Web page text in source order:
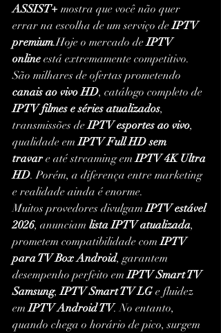
ASSIST+ mostra que você não quer
errar na escolha de um serviço de IPTV
premium.Hoje o mercado de IPTV
online está extremamente competitivo.
São milhares de ofertas prometendo
canais ao vivo HD, catálogo completo de
IPTV filmes e séries atualizados,
transmissões de IPTV esportes ao vivo,
qualidade em IPTV Full HD sem
travar e até streaming em IPTV 4K Ultra
HD. Porém, a diferença entre marketing
e realidade ainda é enorme.
Muitos provedores divulgam IPTV estável
2026, anunciam lista IPTV atualizada,
prometem compatibilidade com IPTV
para TV Box Android, garantem
desempenho perfeito em IPTV Smart TV
Samsung, IPTV Smart TV LG e fluidez
em IPTV Android TV. No entanto,
quando chega o horário de pico, surgem